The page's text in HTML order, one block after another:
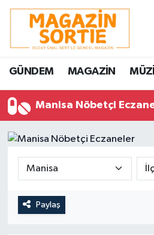
GÜNDEM MAGAZİN
Manisa Nöbetçi
Paylaş
Nöbetçi Eczaneler
Hava Durumu
Trafik Durumu
Süper Lig Puan Durumu
Tüm Manşetler
Son Dakika Haberleri